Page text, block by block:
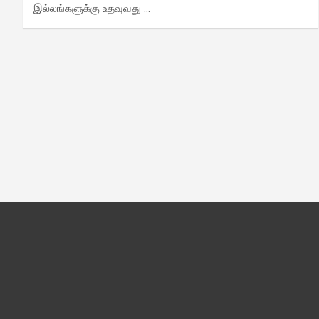
இல்லங்களுக்கு உதவுவது …